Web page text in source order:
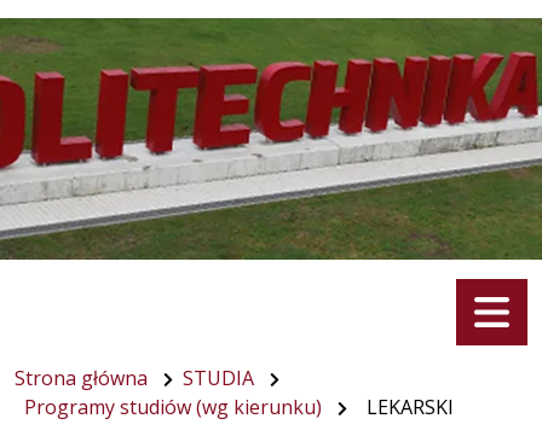
kontrastowa
Menu
Strona główna
STUDIA
Programy studiów (wg kierunku)
LEKARSKI